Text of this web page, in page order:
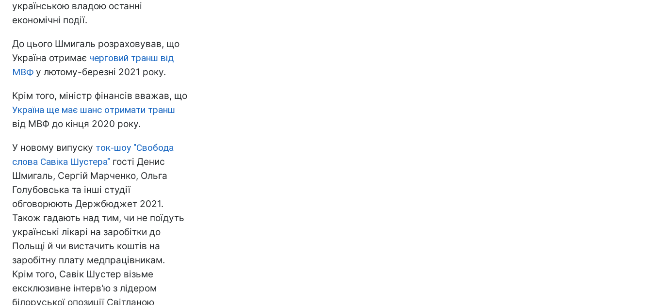
українською владою останні
економічні події.
До цього Шмигаль розраховував, що
Україна отримає черговий транш від
МВФ у лютому-березні 2021 року.
Крім того, міністр фінансів вважав, що
Україна ще має шанс отримати транш
від МВФ до кінця 2020 року.
У новому випуску ток-шоу "Свобода
слова Савіка Шустера" гості Денис
Шмигаль, Сергій Марченко, Ольга
Голубовська та інші студії
обговорюють Держбюджет 2021.
Також гадають над тим, чи не поїдуть
українські лікарі на заробітки до
Польщі й чи вистачить коштів на
заробітну плату медпрацівникам.
Крім того, Савік Шустер візьме
ексклюзивне інтерв'ю з лідером
білоруської опозиції Світланою